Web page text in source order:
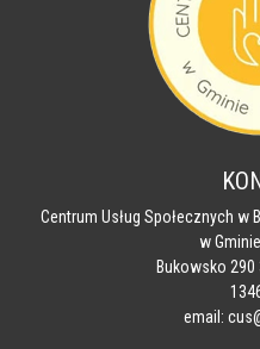
Centrum Usług Społecznych
w
Bukowsko
email: